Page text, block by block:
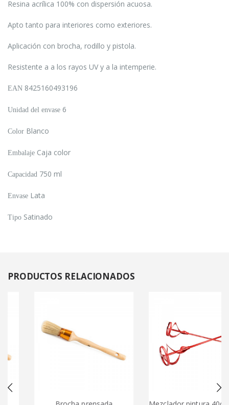
Resina acrílica 100% con dispersión acuosa.
Apto tanto para interiores como exteriores.
Aplicación con brocha, rodillo y pistola.
Resistente a a los rayos UV y a la intemperie.
EAN 8425160493196
Unidad del envase 6
Color Blanco
Embalaje Caja color
Capacidad 750 ml
Envase Lata
Tipo Satinado
PRODUCTOS RELACIONADOS